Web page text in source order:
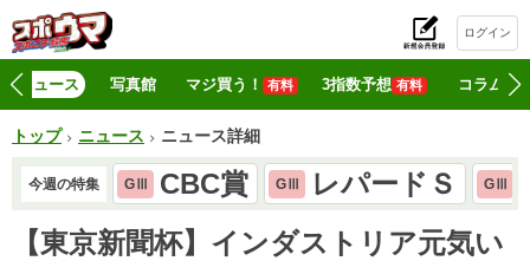
ログイン
ニュース 写真館 マジ買う！ 有料 3指数予想 有料 コラム
トップ ニュース ニュース詳細
今週の特集 GⅢ CBC賞 GⅢ レパードＳ GⅢ
【東京新聞杯】インダストリア元気い